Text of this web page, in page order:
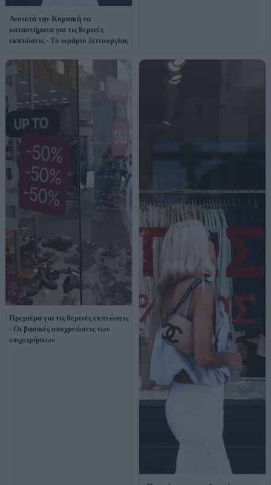
Ανοικτά την Κυριακή τα
καταστήματα για τις θερινές
εκπτώσεις - Το ωράριο λειτουργίας
Πρεμιέρα για τις θερινές εκπτώσεις
- Οι βασικές υποχρεώσεις των
επιχειρήσεων